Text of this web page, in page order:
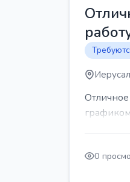
0